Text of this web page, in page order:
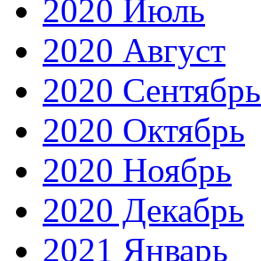
2020 Июль
2020 Август
2020 Сентябрь
2020 Октябрь
2020 Ноябрь
2020 Декабрь
2021 Январь